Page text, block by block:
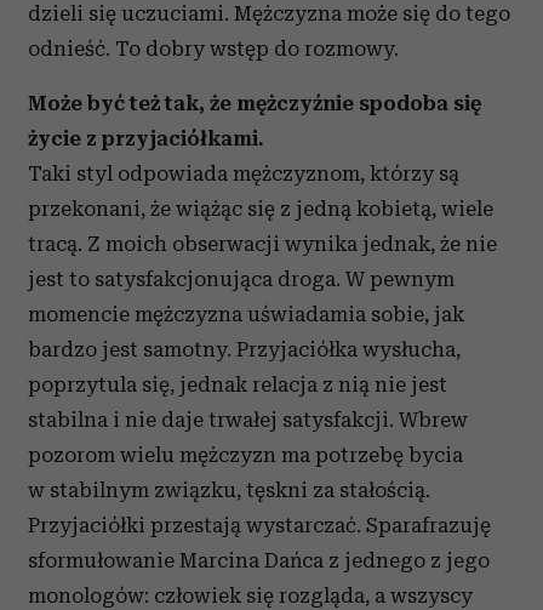
dzieli się uczuciami. Mężczyzna może się do tego
odnieść. To dobry wstęp do rozmowy.
Może być też tak, że mężczyźnie spodoba się
życie z przyjaciółkami.
Taki styl odpowiada mężczyznom, którzy są
przekonani, że wiążąc się z jedną kobietą, wiele
tracą. Z moich obserwacji wynika jednak, że nie
jest to satysfakcjonująca droga. W pewnym
momencie mężczyzna uświadamia sobie, jak
bardzo jest samotny. Przyjaciółka wysłucha,
poprzytula się, jednak relacja z nią nie jest
stabilna i nie daje trwałej satysfakcji. Wbrew
pozorom wielu mężczyzn ma potrzebę bycia
w stabilnym związku, tęskni za stałością.
Przyjaciółki przestają wystarczać. Sparafrazuję
sformułowanie Marcina Dańca z jednego z jego
monologów: człowiek się rozgląda, a wszyscy